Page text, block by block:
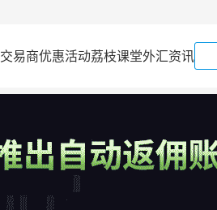
交易商优惠活动荔枝课堂外汇资讯